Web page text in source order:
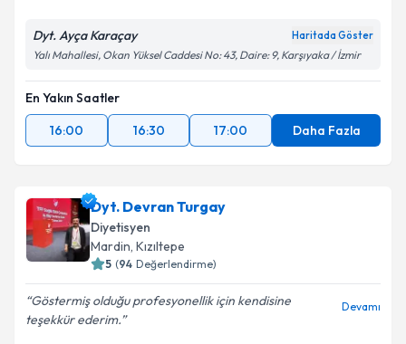
Dyt. Ayça Karaçay Haritada Göster
Yalı Mahallesi, Okan Yüksel Caddesi No: 43, Daire: 9, Karşıyaka / İzmir
En Yakın Saatler
16:00
16:30 17:00 Daha Fazla
Dyt. Devran Turgay
Diyetisyen
Mardin, Kızıltepe
5 (94 Değerlendirme)
Göstermiş olduğu profesyonellik için kendisine
teşekkür ederim.
Devamı